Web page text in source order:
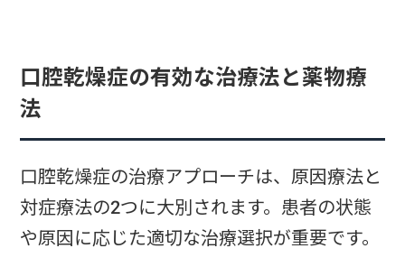
口腔乾燥症の有効な治療法と薬物療
法
口腔乾燥症の治療アプローチは、原因療法と
対症療法の2つに大別されます。患者の状態
や原因に応じた適切な治療選択が重要です。